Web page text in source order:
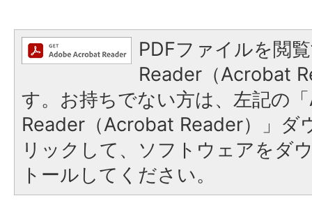
PDFファイルを閲
Reader（Acrobat
す。お持ちでない方は、左記の
Reader（Acrobat Reader）」ダ
リックして、ソフトウェアをダ
トールしてください。